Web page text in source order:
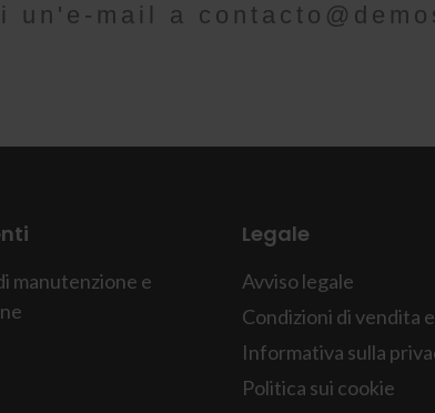
un'e-mail a
manutenzione e
Legale
Avviso legale
Condizioni di vendita
Informativa sulla
Politica sui cookie